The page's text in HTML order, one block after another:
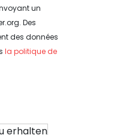
un
Des
des données
la politique de